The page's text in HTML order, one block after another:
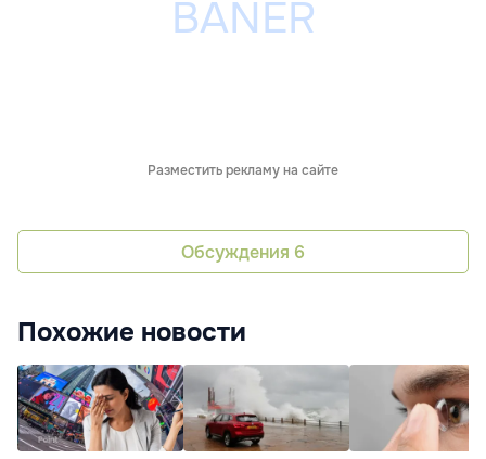
Разместить рекламу на сайте
Обсуждения 6
Похожие новости